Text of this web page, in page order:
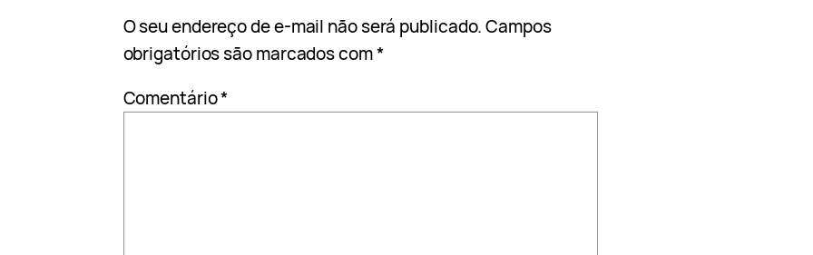
O seu endereço de e-mail não será publicado. Campos
obrigatórios são marcados com*
Comentário*